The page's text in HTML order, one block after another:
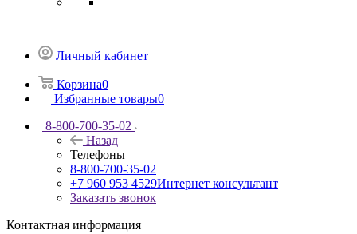
Личный кабинет
Корзина0
Избранные товары0
8-800-700-35-02
Назад
Телефоны
8-800-700-35-02
+7 960 953 4529Интернет консультант
Заказать звонок
Контактная информация